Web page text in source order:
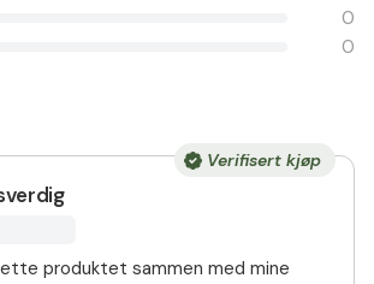
0
0
Verifisert kjøp
produktet sammen med mine